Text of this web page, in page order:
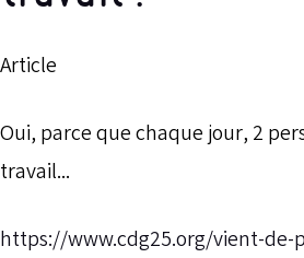
Article
Oui, parce que chaque jour, 2
travail...
https://www.cdg25.org/vient-